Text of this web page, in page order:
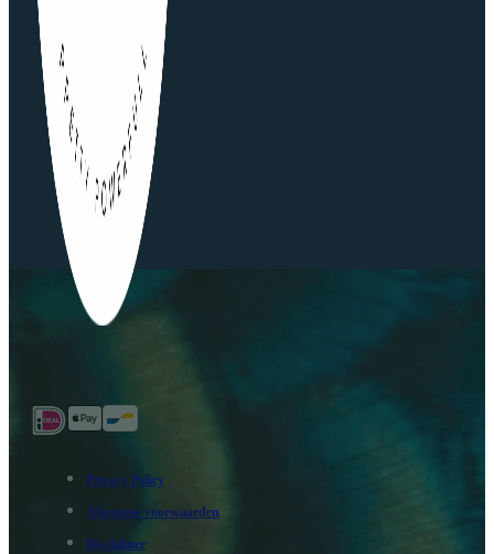
Privacy Policy
Algemene voorwaarden
Disclaimer